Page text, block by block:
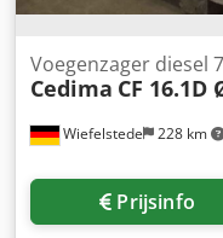
Wiefelstede 228 km
Voegenzager diesel
Cedima CF 16.1D
Prijsinfo